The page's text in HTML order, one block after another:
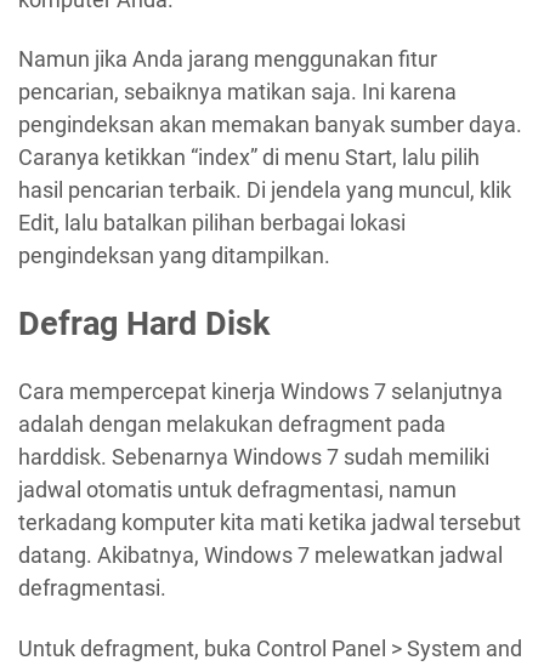
Namun jika Anda jarang menggunakan fitur
pencarian, sebaiknya matikan saja. Ini karena
pengindeksan akan memakan banyak sumber daya.
Caranya ketikkan “index” di menu Start, lalu pilih
hasil pencarian terbaik. Di jendela yang muncul, klik
Edit, lalu batalkan pilihan berbagai lokasi
pengindeksan yang ditampilkan.
Defrag Hard Disk
Cara mempercepat kinerja Windows 7 selanjutnya
adalah dengan melakukan defragment pada
harddisk. Sebenarnya Windows 7 sudah memiliki
jadwal otomatis untuk defragmentasi, namun
terkadang komputer kita mati ketika jadwal tersebut
datang. Akibatnya, Windows 7 melewatkan jadwal
defragmentasi.
Untuk defragment, buka Control Panel > System and